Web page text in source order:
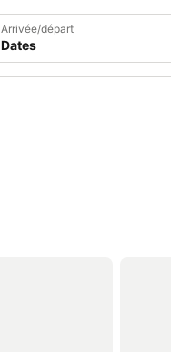
Arrivée/départ
Dates